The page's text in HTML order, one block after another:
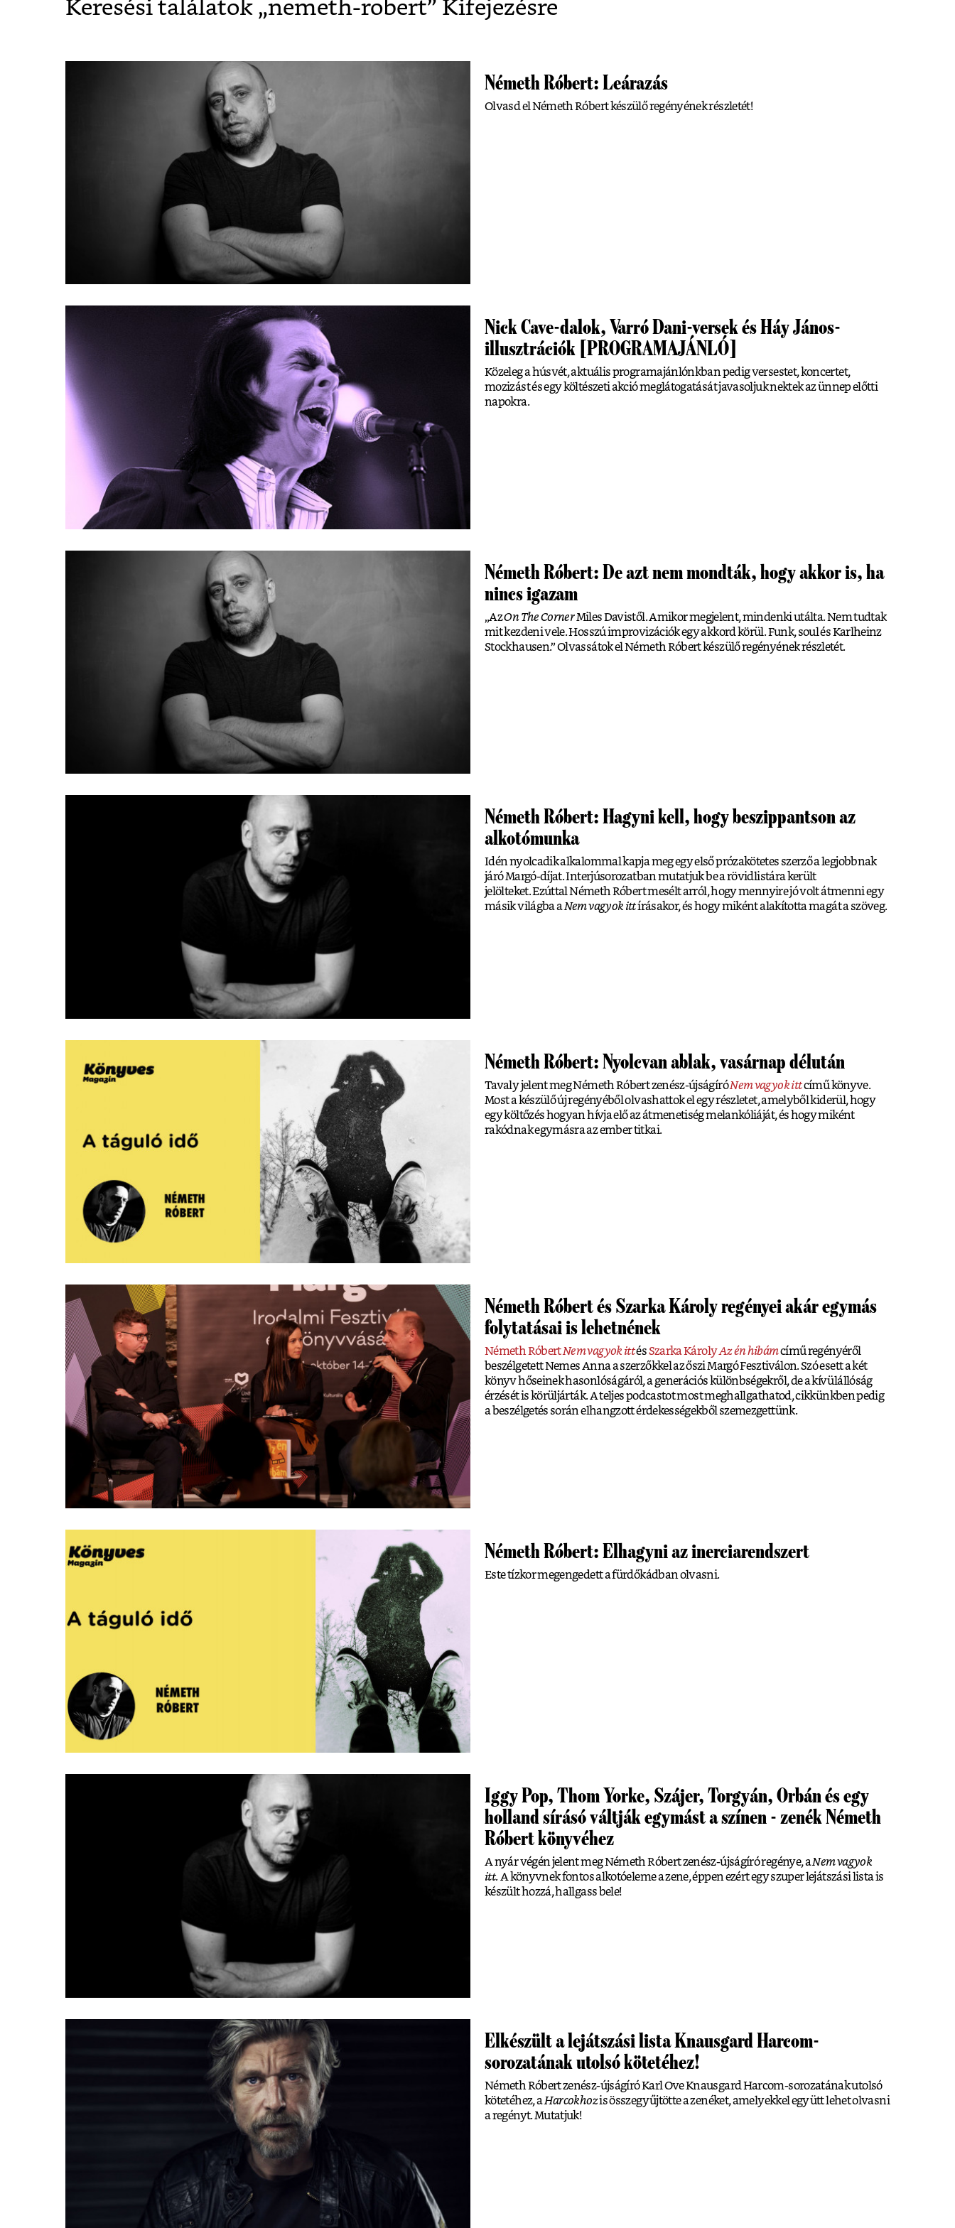
Keresési találatok „nemeth-robert” Kifejezésre
Németh Róbert: Leárazás
Olvasd el Németh Róbert készülő regényének részletét!
Nick Cave-dalok, Varró Dani-versek és Háy János-
illusztrációk [PROGRAMAJÁNLÓ]
Közeleg a húsvét, aktuális programajánlónkban pedig versestet, koncertet,
mozizást és egy költészeti akció meglátogatását javasoljuk nektek az ünnep előtti
napokra.
Németh Róbert: De azt nem mondták, hogy akkor is, ha
nincs igazam
„AzOn The CornerMiles Davistől. Amikor megjelent, mindenki utálta. Nem tudtak
mit kezdeni vele. Hosszú improvizációk egy akkord körül. Funk, soul és Karlheinz
Stockhausen.” Olvassátok el Németh Róbert készülő regényének részletét.
Németh Róbert: Hagyni kell, hogy beszippantson az
alkotómunka
Idén nyolcadik alkalommal kapja meg egy első prózakötetes szerző a legjobbnak
járó Margó-díjat. Interjúsorozatban mutatjuk be a rövidlistára került
jelölteket. Ezúttal Németh Róbert mesélt arról, hogy mennyire jó volt átmenni egy
másik világba aNem vagyok ittírásakor, és hogy miként alakította magát a szöveg.
Németh Róbert: Nyolcvan ablak, vasárnap délután
Tavaly jelent meg Németh Róbert zenész-újságíróNem vagyok ittcímű könyve.
Most a készülő új regényéből olvashattok el egy részletet, amelyből kiderül, hogy
egy költőzés hogyan hívja elő az átmenetiség melankóliáját, és hogy miként
rakódnak egymásra az ember titkai.
Németh Róbert és Szarka Károly regényei akár egymás
folytatásai is lehetnének
Németh RóbertNem vagyok ittésSzarka KárolyAz én hibámcímű regényéről
beszélgetett Nemes Anna a szerzőkkel az őszi Margó Fesztiválon. Szó esett a két
könyv hőseinek hasonlóságáról, a generációs különbségekről, de a kívülállóság
érzését is körüljárták. A teljes podcastot most meghallgathatod, cikkünkben pedig
a beszélgetés során elhangzott érdekességekből szemezgettünk.
Németh Róbert: Elhagyni az inerciarendszert
Este tízkor megengedett a fürdőkádban olvasni.
Iggy Pop, Thom Yorke, Szájer, Torgyán, Orbán és egy
holland sírásó váltják egymást a színen - zenék Németh
Róbert könyvéhez
A nyár végén jelent meg Németh Róbert zenész-újságíró regénye, aNem vagyok
itt. A könyvnek fontos alkotóeleme a zene, éppen ezért egy szuper lejátszási lista is
készült hozzá, hallgass bele!
Elkészült a lejátszási lista Knausgard Harcom-
sorozatának utolsó kötetéhez!
Németh Róbert zenész-újságíró Karl Ove Knausgard Harcom-sorozatának utolsó
kötetéhez, aHarcokhozis összegyűjtötte a zenéket, amelyekkel együtt lehet olvasni
a regényt. Mutatjuk!